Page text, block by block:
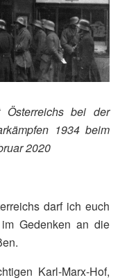
Österreichs bei der
1934 beim
2020
darf ich euch
Gedenken an die
Karl-Marx-Hof,